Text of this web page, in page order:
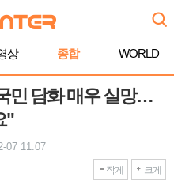
상 종합 WORLD
민 담화 매우 실망…
"
07 11:07
작게 크게